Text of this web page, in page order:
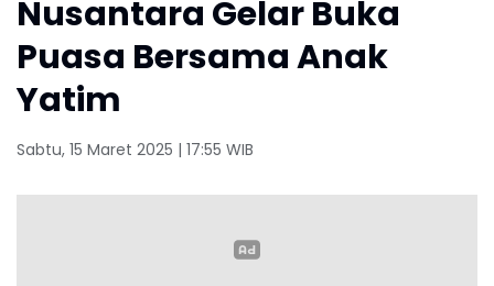
Nusantara Gelar Buka
Puasa Bersama Anak
Yatim
Sabtu, 15 Maret 2025 | 17:55 WIB